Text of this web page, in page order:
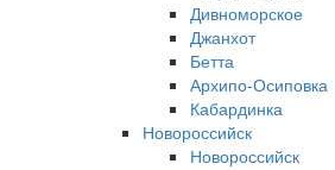
Дивноморское
Джанхот
Бетта
Архипо-Осиповка
Кабардинка
Новороссийск
Новороссийск